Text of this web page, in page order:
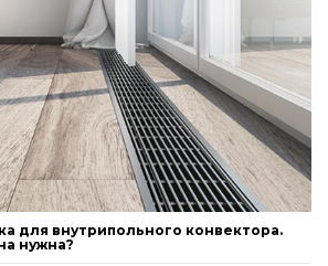
для внутрипольного конвектора.
нужна?